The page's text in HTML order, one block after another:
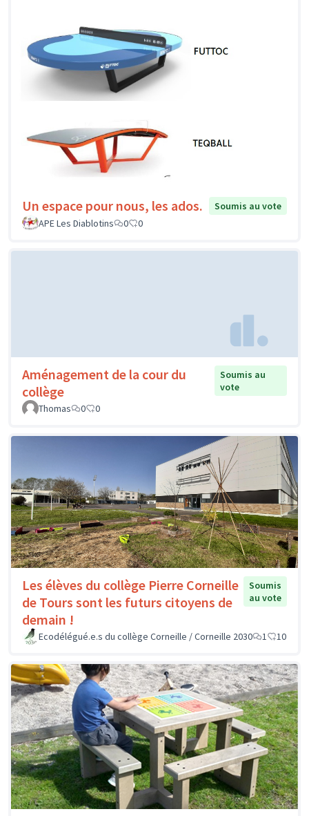
Un espace pour nous, les ados.
Soumis au vote
APE Les Diablotins
0 0
Aménagement de la cour du
collège
Soumis au
vote
Thomas
0 0
Les élèves du collège Pierre Corneille
de Tours sont les futurs citoyens de
demain !
Soumis
au vote
Ecodélégué.e.s du collège Corneille / Corneille 2030 1 10